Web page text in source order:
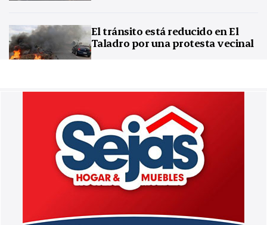
El tránsito está reducido en El
Taladro por una protesta vecinal